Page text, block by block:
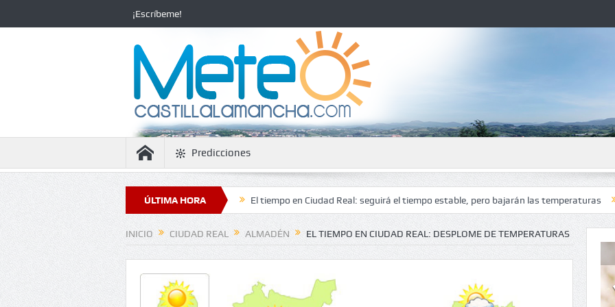
¡Escríbeme!
Predicciones
ÚLTIMA HORA
con temperaturas en ascenso El tiempo en Ciudad Real: seguirá el tiempo estable, pero bajarán las temperaturas El tiempo
INICIO CIUDAD REAL ALMADÉN EL TIEMPO EN CIUDAD REAL: DESPLOME DE TEMPERATURAS